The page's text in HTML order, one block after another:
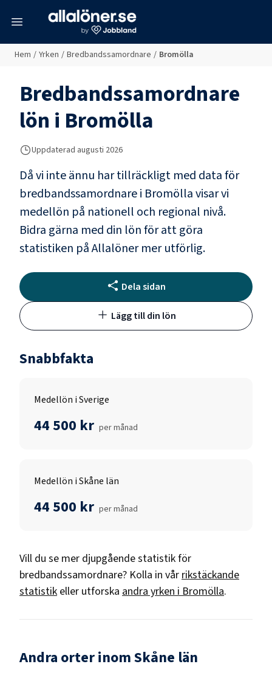
Hem / Yrken / Bredbandssamordnare / Bromölla
Bredbandssamordnare
lön i Bromölla
Uppdaterad augusti 2026
Då vi inte ännu har tillräckligt med data för
bredbandssamordnarei Bromöllavisar vi
medellön på nationell och regional nivå.
Bidra gärna med din lön för att göra
statistiken på Allalöner mer utförlig.
Dela sidan
Lägg till din lön
Snabbfakta
Medellön i Sverige
44 500 kr per månad
Medellön i Skåne län
44 500 kr per månad
Vill du se mer djupgående statistik för
bredbandssamordnare? Kolla in vår rikstäckande
statistik eller utforska andra yrken i Bromölla.
Andra orter inom Skåne län